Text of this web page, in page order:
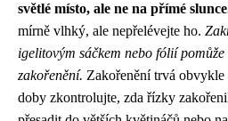
světlé místo, ale ne na přímé
mírně vlhký, ale nepřelévejte ho.
igelitovým sáčkem nebo fólií
zakořenění. Zakořenění trvá
doby zkontrolujte, zda řízky